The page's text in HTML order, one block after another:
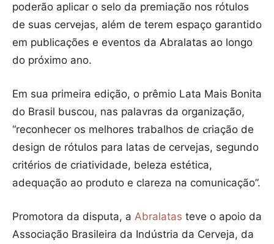
poderão aplicar o selo da premiação nos rótulos
de suas cervejas, além de terem espaço garantido
em publicações e eventos da Abralatas ao longo
do próximo ano.
Em sua primeira edição, o prêmio Lata Mais Bonita
do Brasil buscou, nas palavras da organização,
“reconhecer os melhores trabalhos de criação de
design de rótulos para latas de cervejas, segundo
critérios de criatividade, beleza estética,
adequação ao produto e clareza na comunicação”.
Promotora da disputa, a Abralatas teve o apoio da
Associação Brasileira da Indústria da Cerveja, da